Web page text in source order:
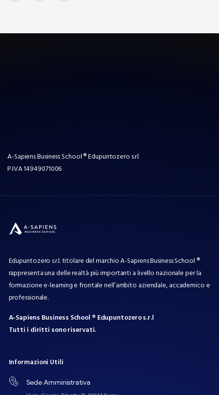
A-Sapiens Business School ® Edupuntozero s.r.l
P.IVA14949071006
Edupuntozero s.r.l. titolare del marchio A-Sapiens Business School ®
rappresenta una delle realtà più importanti a livello nazionale per la
formazione e-learning e frontale nell’ambito aziendale, accademico e
professionale.
A-Sapiens Business School ® Edupuntozero s.r.l
Tutti i diritti sono riservati.
Informazioni Utili
Sede Amministrativa